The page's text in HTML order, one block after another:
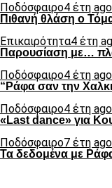
Ποδόσφαιρο4 έτη ago
Πιθανή θλάση ο
Επικαιρότητα4 έτη
Παρουσίαση με…
Ποδόσφαιρο4 έτη ago
“Ράφα σαν την
Ποδόσφαιρο4 έτη ago
«Last dance» για
Ποδόσφαιρο7 έτη ago
Τα δεδομένα με